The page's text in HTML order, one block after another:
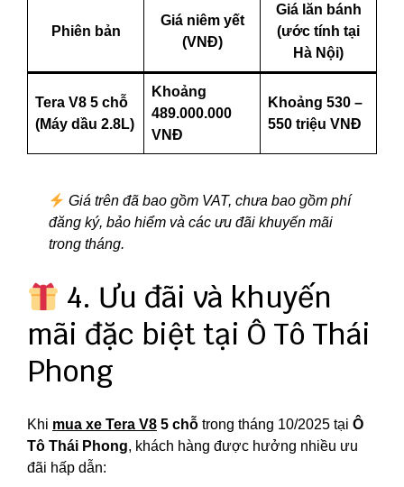
Phiên bản
Giá niêm yết
(VNĐ)
Giá lăn bánh
(ước tính tại
Hà Nội)
Tera V8 5 chỗ
(Máy dầu 2.8L)
Khoảng
489.000.000
VNĐ
Khoảng 530 –
550 triệu VNĐ
Giá trên đã bao gồm VAT, chưa bao gồm phí
đăng ký, bảo hiểm và các ưu đãi khuyến mãi
trong tháng.
4. Ưu đãi và khuyến
mãi đặc biệt tại Ô Tô Thái
Phong
Khi mua xe Tera V8 5 chỗ trong tháng 10/2025 tại Ô
Tô Thái Phong, khách hàng được hưởng nhiều ưu
đãi hấp dẫn: